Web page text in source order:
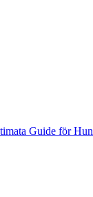
Guide för